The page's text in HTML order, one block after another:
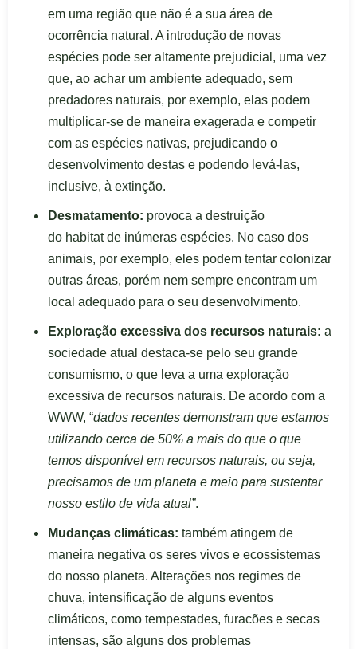
em uma região que não é a sua área de
ocorrência natural. A introdução de novas
espécies pode ser altamente prejudicial, uma vez
que, ao achar um ambiente adequado, sem
predadores naturais, por exemplo, elas podem
multiplicar-se de maneira exagerada e competir
com as espécies nativas, prejudicando o
desenvolvimento destas e podendo levá-las,
inclusive, à extinção.
Desmatamento: provoca a destruição
do habitat de inúmeras espécies. No caso dos
animais, por exemplo, eles podem tentar colonizar
outras áreas, porém nem sempre encontram um
local adequado para o seu desenvolvimento.
Exploração excessiva dos recursos naturais: a
sociedade atual destaca-se pelo seu grande
consumismo, o que leva a uma exploração
excessiva de recursos naturais. De acordo com a
WWW, “dados recentes demonstram que estamos
utilizando cerca de 50% a mais do que o que
temos disponível em recursos naturais, ou seja,
precisamos de um planeta e meio para sustentar
nosso estilo de vida atual”.
Mudanças climáticas: também atingem de
maneira negativa os seres vivos e ecossistemas
do nosso planeta. Alterações nos regimes de
chuva, intensificação de alguns eventos
climáticos, como tempestades, furacões e secas
intensas, são alguns dos problemas